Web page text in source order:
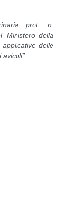
prot. n.
Ministero della
delle